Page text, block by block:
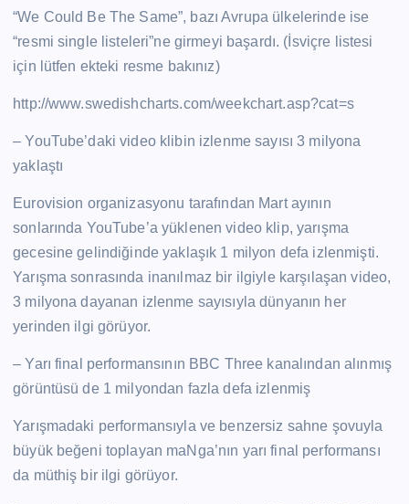
“We Could Be The Same”, bazı Avrupa ülkelerinde ise
“resmi single listeleri”ne girmeyi başardı. (İsviçre listesi
için lütfen ekteki resme bakınız)
http://www.swedishcharts.com/weekchart.asp?cat=s
– YouTube’daki video klibin izlenme sayısı 3 milyona
yaklaştı
Eurovision organizasyonu tarafından Mart ayının
sonlarında YouTube’a yüklenen video klip, yarışma
gecesine gelindiğinde yaklaşık 1 milyon defa izlenmişti.
Yarışma sonrasında inanılmaz bir ilgiyle karşılaşan video,
3 milyona dayanan izlenme sayısıyla dünyanın her
yerinden ilgi görüyor.
– Yarı final performansının BBC Three kanalından alınmış
görüntüsü de 1 milyondan fazla defa izlenmiş
Yarışmadaki performansıyla ve benzersiz sahne şovuyla
büyük beğeni toplayan maNga’nın yarı final performansı
da müthiş bir ilgi görüyor.